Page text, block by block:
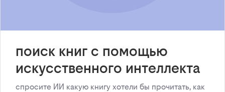
поиск книг с помощью
искусственного интеллекта
спросите ИИ какую книгу хотели бы прочитать, как